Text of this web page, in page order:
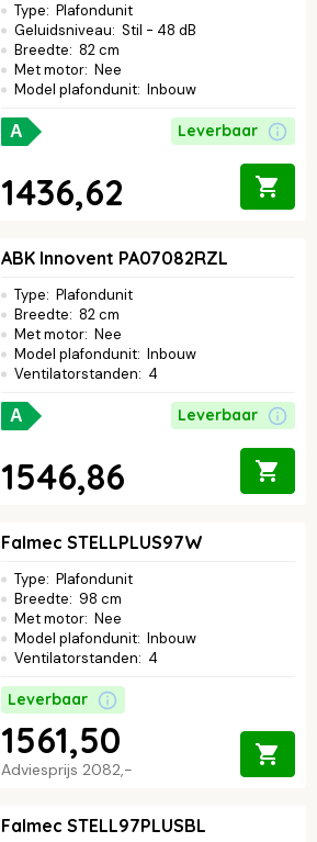
Type: Plafondunit
Geluidsniveau: Stil - 48 dB
Breedte: 82 cm
Met motor: Nee
Model plafondunit: Inbouw
A Leverbaar
1436,62
ABK Innovent PA07082RZL
Type: Plafondunit
Breedte: 82 cm
Met motor: Nee
Model plafondunit: Inbouw
Ventilatorstanden: 4
A Leverbaar
1546,86
Falmec STELLPLUS97W
Type: Plafondunit
Breedte: 98 cm
Met motor: Nee
Model plafondunit: Inbouw
Ventilatorstanden: 4
Leverbaar
Adviesprijs 2082,-
1561,50
Falmec STELL97PLUSBL